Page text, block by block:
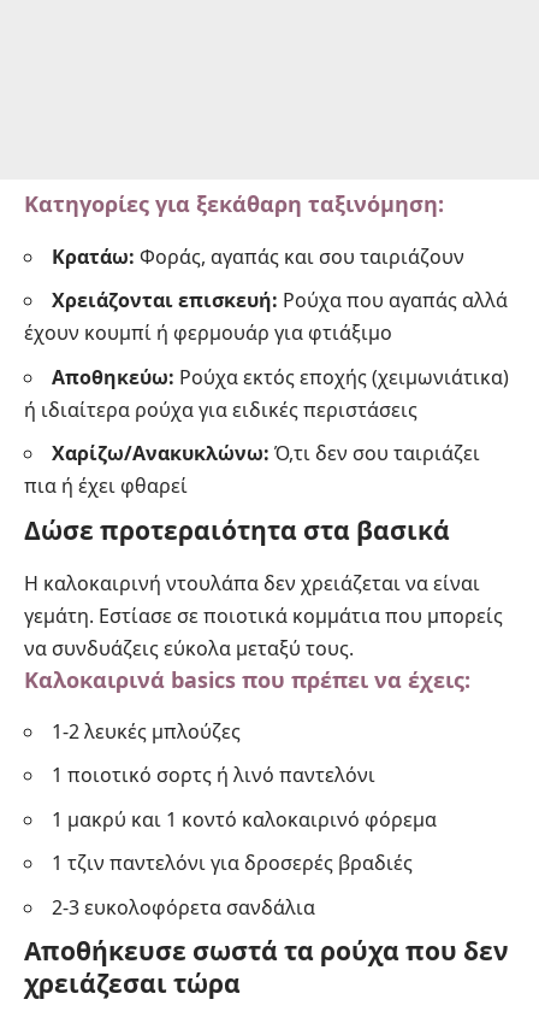
Κατηγορίες για ξεκάθαρη ταξινόμηση:
Κρατάω: Φοράς, αγαπάς και σου ταιριάζουν
Χρειάζονται επισκευή: Ρούχα που αγαπάς αλλά
έχουν κουμπί ή φερμουάρ για φτιάξιμο
Αποθηκεύω: Ρούχα εκτός εποχής (χειμωνιάτικα)
ή ιδιαίτερα ρούχα για ειδικές περιστάσεις
Χαρίζω/Ανακυκλώνω: Ό,τι δεν σου ταιριάζει
πια ή έχει φθαρεί
Δώσε προτεραιότητα στα βασικά
Η καλοκαιρινή ντουλάπα δεν χρειάζεται να είναι
γεμάτη. Εστίασε σε ποιοτικά κομμάτια που μπορείς
να συνδυάζεις εύκολα μεταξύ τους.
Καλοκαιρινά basics που πρέπει να έχεις:
1-2 λευκές μπλούζες
1 ποιοτικό σορτς ή λινό παντελόνι
1 μακρύ και 1 κοντό καλοκαιρινό φόρεμα
1 τζιν παντελόνι για δροσερές βραδιές
2-3 ευκολοφόρετα σανδάλια
Αποθήκευσε σωστά τα ρούχα που δεν
χρειάζεσαι τώρα